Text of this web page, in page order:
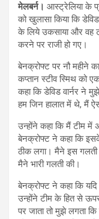
मेलबर्न। आस्ट्रेलिया के
को खुलासा किया कि
के लिये उकसाया और वह
करने पर राजी हो गए।
बेनक्रोफ्ट पर नौ महीने
कप्तान स्टीव स्मिथ को
कहा कि डेविड वार्नर ने
हम जिन हालात में थे, मैं
उन्होंने कहा कि मैं टीम में
बेनक्रोफ्ट ने कहा कि
ठीक लगा। मैने इस गलती
मैने भारी गलती की।
बेनक्रोफ्ट ने कहा कि यदि
उन्होंने टीम के हित से
पर जाता तो मुझे लगता